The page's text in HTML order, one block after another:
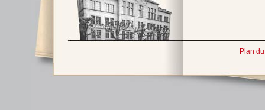
Plan